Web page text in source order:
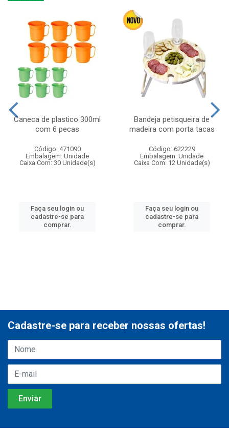
Caneca de plastico 300ml
com 6 pecas
Código: 471090
Embalagem: Unidade
Caixa Com: 30 Unidade(s)
Faça seu login ou
cadastre-se para
comprar.
Bandeja petisqueira de
madeira com porta tacas
Código: 622229
Embalagem: Unidade
Caixa Com: 12 Unidade(s)
Faça seu login ou
cadastre-se para
comprar.
Cadastre-se para receber nossas ofertas!